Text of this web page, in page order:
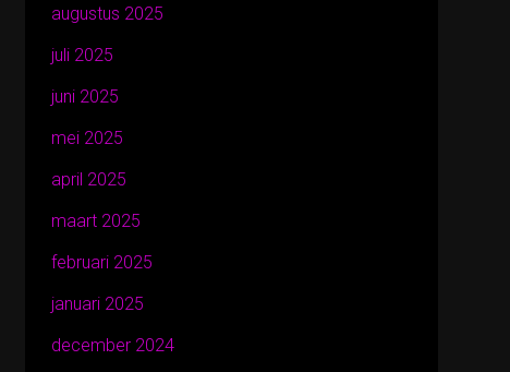
augustus 2025
juli 2025
juni 2025
mei 2025
april 2025
maart 2025
februari 2025
januari 2025
december 2024